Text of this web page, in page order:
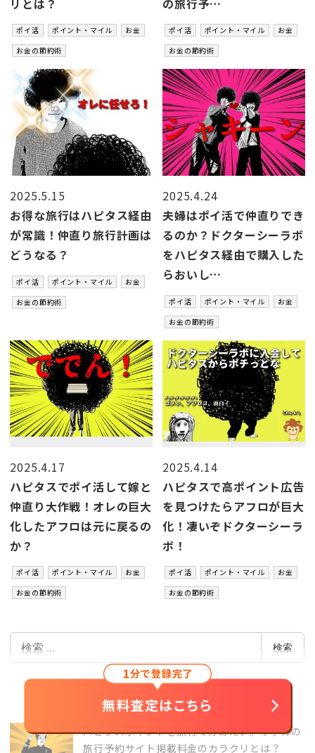
ポイ活 ポイント・マイル
お金
お金の節約術
ポイ活 ポイント・マイル
お金
お金の節約術
2025.5.15
お得な旅行はハピタス経由
が常識！仲直り旅行計画は
どうなる？
ポイ活 ポイント・マイル
お金
お金の節約術
2025.4.24
夫婦はポイ活で仲直りでき
るのか？ドクターシーラボ
をハピタス経由で購入した
らおいし…
ポイ活 ポイント・マイル
お金
お金の節約術
2025.4.17
ハピタスでポイ活して嫁と
仲直り大作戦！オレの巨大
化したアフロは元に戻るの
か？
ポイ活 ポイント・マイル
お金
お金の節約術
2025.4.14
ハピタスで高ポイント広告
を見つけたらアフロが巨大
化！凄いぞドクターシーラ
ボ！
ポイ活 ポイント・マイル
お金
お金の節約術
検
検索
最新の記事
ハピタスポイントを旅行で貯めたい。ホテルの
旅行予約サイト掲載料金のカラクリとは？